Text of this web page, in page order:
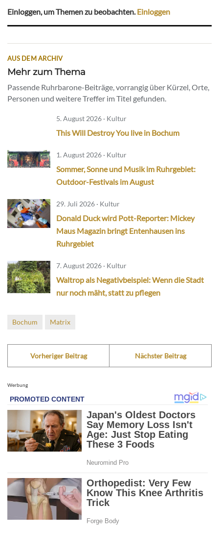
Einloggen, um Themen zu beobachten.Einloggen
AUS DEM ARCHIV
Mehr zum Thema
Passende Ruhrbarone-Beiträge, vorrangig über Kürzel, Orte,
Personen und weitere Treffer im Titel gefunden.
5. August 2026 · Kultur
This Will Destroy You live in Bochum
1. August 2026 · Kultur
Sommer, Sonne und Musik im Ruhrgebiet:
Outdoor-Festivals im August
29. Juli 2026 · Kultur
Donald Duck wird Pott-Reporter: Mickey
Maus Magazin bringt Entenhausen ins
Ruhrgebiet
7. August 2026 · Kultur
Waltrop als Negativbeispiel: Wenn die Stadt
nur noch mäht, statt zu pflegen
Bochum Matrix
Vorheriger Beitrag Nächster Beitrag
Werbung